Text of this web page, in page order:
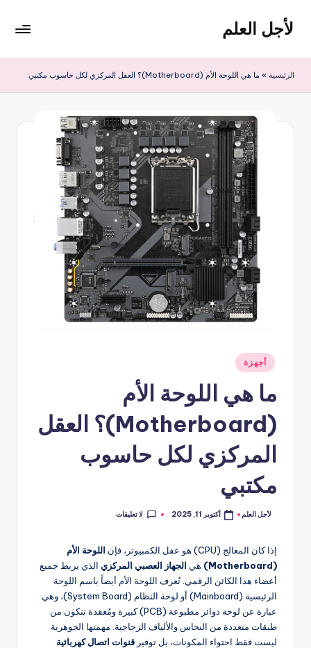
التجاوز
المحتوى
لأجل العلم
موقع
التقنية
الرئيسية » ما هي اللوحة الأم (Motherboard)؟ العقل المركزي لكل حاسوب مكتبي
نُشر
في
أجهزة
ما هي اللوحة الأم
(Motherboard)؟ العقل
المركزي لكل حاسوب
مكتبي
تمّ
لأجل العلم أكتوبر 11, 2025 لا تعليقات
إذا كان المعالج (CPU) هو عقل الكمبيوتر، فإن
اللوحة الأم
(Motherboard)
هي الجهاز العصبي المركزي الذي يربط جميع
أعضاء هذا الكائن الرقمي. تُعرف اللوحة الأم أيضاً باسم اللوحة
الرئيسية (Mainboard) أو لوحة النظام (System Board)، وهي
عبارة عن لوحة دوائر مطبوعة (PCB) كبيرة ومُعقدة تتكون من
طبقات متعددة من النحاس والألياف الزجاجية. مهمتها الجوهرية
ليست فقط احتواء المكونات، بل توفير قنوات اتصال كهربائية